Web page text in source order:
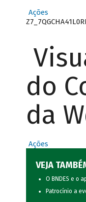
Ações
do
da
Ações
VEJA
O BNDES e o
Patrocínio a